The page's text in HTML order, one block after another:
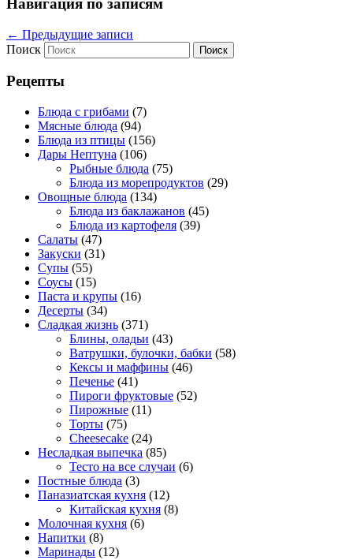
Навигация по записям
← Предыдущие записи
Поиск
Рецепты
Блюда с грибами (7)
Мясные блюда (94)
Блюда из птицы (156)
Дары Нептуна (106)
Рыбные блюда (75)
Блюда из морепродуктов (29)
Овощные блюда (134)
Блюда из баклажанов (45)
Блюда из картофеля (39)
Салаты (47)
Закуски (31)
Супы (55)
Соусы (15)
Паста и крупы (16)
Десерты (34)
Сладкая жизнь (371)
Блины, оладьи (43)
Ватрушки, булочки, бабки (58)
Кексы и маффины (46)
Печенье (41)
Пироги фруктовые (52)
Пирожные (11)
Торты (75)
Cheesecake (24)
Несладкая выпечка (85)
Тесто на все случаи (6)
Постные блюда (3)
Паназиатская кухня (12)
Китайская кухня (8)
Молочная кухня (6)
Напитки (8)
Маринады (12)